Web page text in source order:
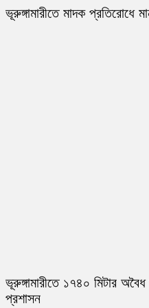
ভূরুঙ্গামারীতে মাদক প্রতিরোধে
ভূরুঙ্গামারীতে ১৭৪০ মিটার
প্রশাসন